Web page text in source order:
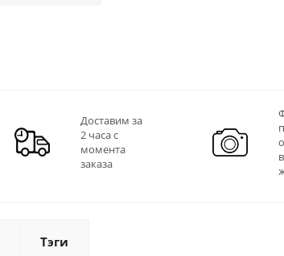
Доставим за
2 часа с
момента
заказа
Тэги